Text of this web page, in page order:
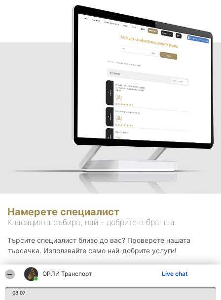
ОРЛИ Транспорт Live chat
08:07
Намерете специалист
Класацията събира, най - добрите в бранша.
Търсите специалист близо до вас? Проверете нашата
търсачка. Използвайте само най-добрите услуги!